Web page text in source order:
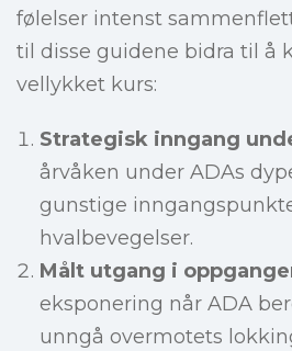
følelser intenst
til disse guidene bidra til å
vellykket kurs:
Strategisk inngang
årvåken under ADAs
gunstige
hvalbevegelser.
Målt utgang i
eksponering når ADA
unngå overmotets